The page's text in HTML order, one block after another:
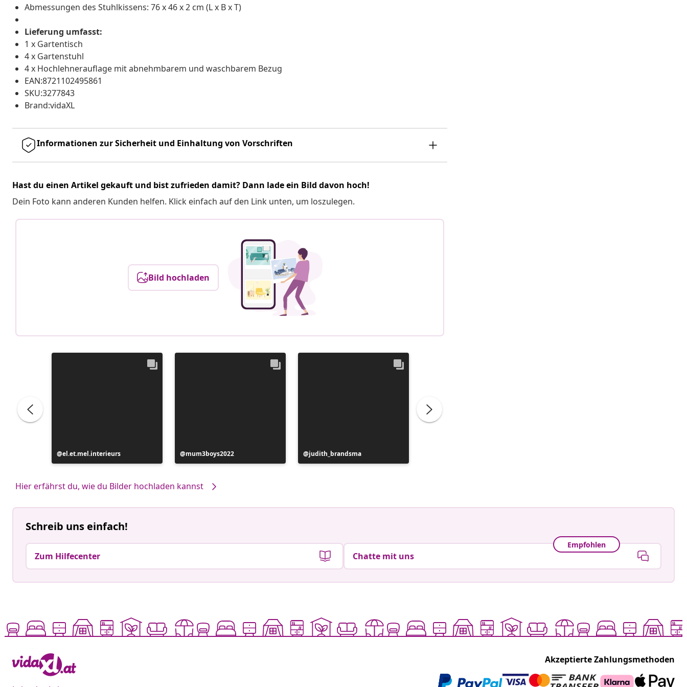
Abmessungen des Stuhlkissens: 76 x 46 x 2 cm (L x B x T)
Lieferung umfasst:
1 x Gartentisch
4 x Gartenstuhl
4 x Hochlehnerauflage mit abnehmbarem und waschbarem Bezug
EAN:8721102495861
SKU:3277843
Brand:vidaXL
Informationen zur Sicherheit und Einhaltung von Vorschriften
Hast du einen Artikel gekauft und bist zufrieden damit? Dann lade ein Bild davon hoch!
Dein Foto kann anderen Kunden helfen. Klick einfach auf den Link unten, um loszulegen.
Bild hochladen
Beitrag
veröffentlicht
el.et.mel.interieurs
Beitrag
veröffentlicht
mum3boys2022
Beitrag
veröffentlicht
judith_brandsma
Hier erfährst du, wie du Bilder hochladen kannst
Schreib uns einfach!
Zum Hilfecenter
Empfohlen
Chatte mit uns
Akzeptierte Zahlungsmethoden